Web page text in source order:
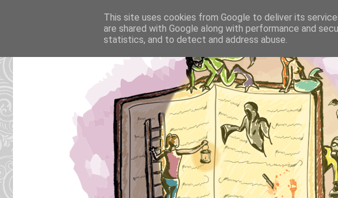
This site uses cookies from Google to deliver its
are shared with Google along with performance and
statistics, and to detect and address abuse.